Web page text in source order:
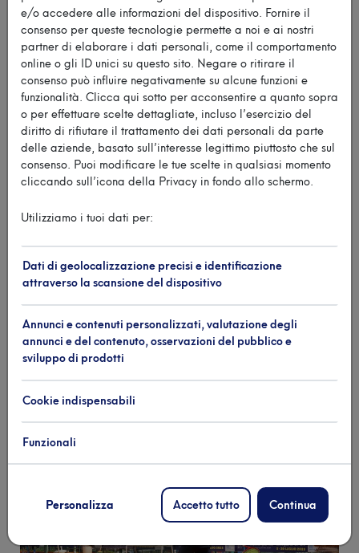
Un progetto con Fobap Anffas per
abbattere le barriere nello sport
Non c’è spazio solo per l’agonismo nel ricco
calendario di attività della Canottieri Garda: si è i...
Leggi di più
e/o accedere alle informazioni del dispositivo. Fornire il
consenso per queste tecnologie permette a noi e ai nostri
partner di elaborare i dati personali, come il comportamento
online o gli ID unici su questo sito. Negare o ritirare il
consenso può influire negativamente su alcune funzioni e
funzionalità. Clicca qui sotto per acconsentire a quanto sopra
o per effettuare scelte dettagliate, incluso l’esercizio del
diritto di rifiutare il trattamento dei dati personali da parte
delle aziende, basato sull’interesse legittimo piuttosto che sul
consenso. Puoi modificare le tue scelte in qualsiasi momento
cliccando sull’icona della Privacy in fondo allo schermo.
Utilizziamo i tuoi dati per:
Dati di geolocalizzazione precisi e identificazione
attraverso la scansione del dispositivo
Annunci e contenuti personalizzati, valutazione degli
annunci e del contenuto, osservazioni del pubblico e
sviluppo di prodotti
Cookie indispensabili
Funzionali
Personalizza Accetto tutto Continua